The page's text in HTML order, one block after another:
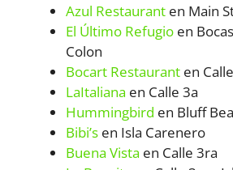
Azul Restaurant en Main
El Último Refugio en
Colon
Bocart Restaurant en
LaItaliana en Calle 3a
Hummingbird en Bluff
Bibi’s en Isla Carenero
Buena Vista en Calle 3ra